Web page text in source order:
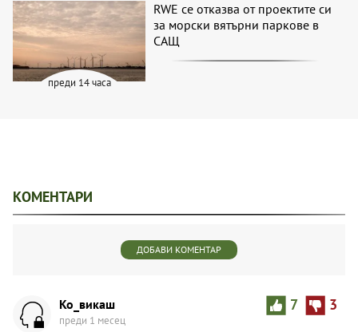
преди 14 часа
RWE се отказва от проектите си
за морски вятърни паркове в
САЩ
КОМЕНТАРИ
ДОБАВИ КОМЕНТАР
7 3
Ко_викаш
преди 1 месец